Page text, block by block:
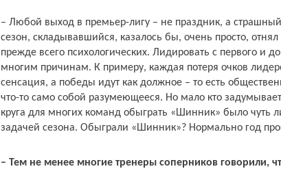
– Любой выход в премьер-лигу – не праздник, а
сезон, складывавшийся, казалось бы, очень просто,
прежде всего психологических. Лидировать с первого и
многим причинам. К примеру, каждая потеря очков
сенсация, а победы идут как должное – то есть
что-то само собой разумеющееся. Но мало кто
круга для многих команд обыграть «Шинник» было чуть
задачей сезона. Обыграли «Шинник»? Нормально год
– Тем не менее многие тренеры соперников говорили,